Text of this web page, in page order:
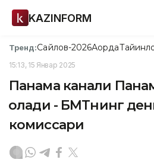
KAZINFORM
Тренд:Сайлов-2026Ақорда
15:13, 15 Январ 2025
Панама канали
қолади - БМТнинг
комиссари